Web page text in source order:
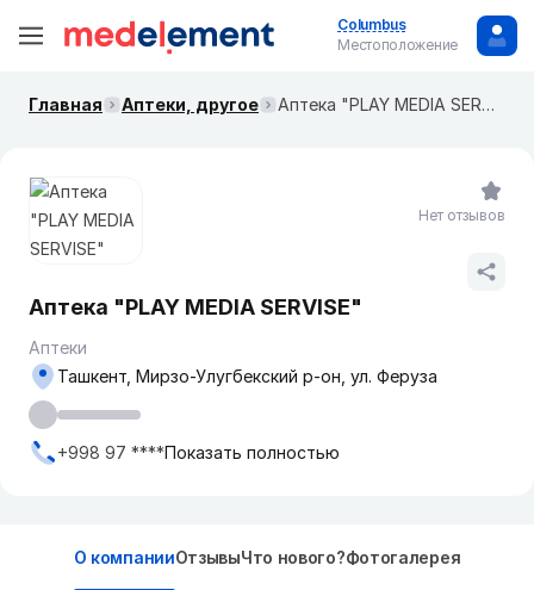
Columbus
Местоположение
Главная Аптеки, другое Аптека "PLAY MEDIA SERVISE"
Аптека "PLAY MEDIA SERVISE"
Аптеки
Ташкент, Мирзо-Улугбекский р-он, ул. Феруза
+998 97 ****Показать полностью
Нет отзывов
О компанииОтзывыЧто нового?Фотогалерея